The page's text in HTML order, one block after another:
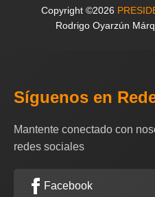
Copyright ©2026
Rodrigo Oyarzún
Síguenos en
Mantente conectado con
redes sociales
Facebook